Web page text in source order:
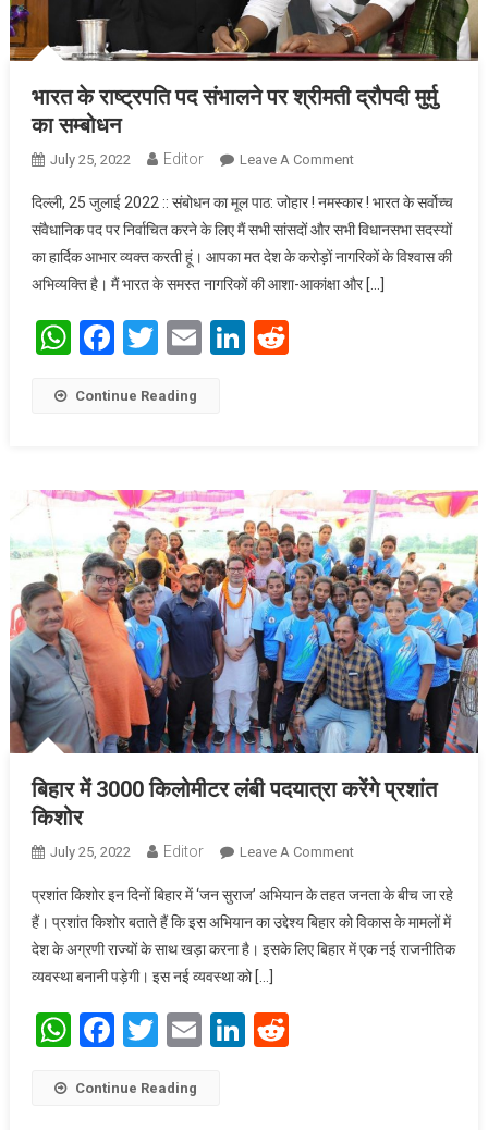
भारत के राष्ट्रपति पद संभालने पर श्रीमती द्रौपदी मुर्मु
का सम्बोधन
July 25, 2022 Editor Leave A CommentOn भारत के राष्ट्रपति
द्रौपदी मुर्मु का सम्बोधन
दिल्ली, 25 जुलाई 2022 :: संबोधन का मूल पाठ: जोहार ! नमस्कार ! भारत के सर्वोच्च
संवैधानिक पद पर निर्वाचित करने के लिए मैं सभी सांसदों और सभी विधानसभा सदस्यों
का हार्दिक आभार व्यक्त करती हूं। आपका मत देश के करोड़ों नागरिकों के विश्वास की
अभिव्यक्ति है। मैं भारत के समस्त नागरिकों की आशा-आकांक्षा और […]
WhatsApp
Facebook
Twitter
EmailLinkedIn
Continue Reading
बिहार में 3000 किलोमीटर लंबी पदयात्रा करेंगे प्रशांत
किशोर
July 25, 2022 Editor Leave A CommentOn बिहार में 3000
करेंगे प्रशांत किशोर
प्रशांत किशोर इन दिनों बिहार में ‘जन सुराज’ अभियान के तहत जनता के बीच जा रहे
हैं। प्रशांत किशोर बताते हैं कि इस अभियान का उद्देश्य बिहार को विकास के मामलों में
देश के अग्रणी राज्यों के साथ खड़ा करना है। इसके लिए बिहार में एक नई राजनीतिक
व्यवस्था बनानी पड़ेगी। इस नई व्यवस्था को […]
WhatsApp
Facebook
Twitter
EmailLinkedIn
Continue Reading